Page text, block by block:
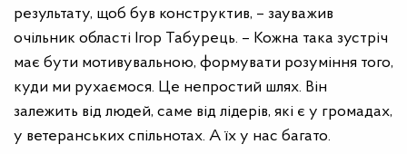
результату, щоб був конструктив, – зауважив
очільник області Ігор Табурець. – Кожна така зустріч
має бути мотивувальною, формувати розуміння того,
куди ми рухаємося. Це непростий шлях. Він
залежить від людей, саме від лідерів, які є у громадах,
у ветеранських спільнотах. А їх у нас багато.